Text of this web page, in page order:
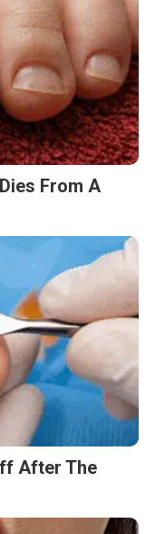
From A
After The